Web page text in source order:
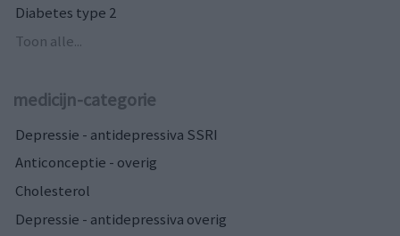
Diabetes type 2
Toon alle...
medicijn-categorie
Depressie - antidepressiva SSRI
Anticonceptie - overig
Cholesterol
Depressie - antidepressiva overig